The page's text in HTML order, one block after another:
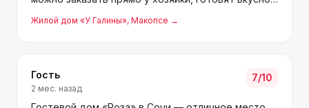
До моря близко, пляж шикарный! Хозяева добрые
Жилой дом «У Галины», Макопсе →
Гость
2 мес. назад
7/10